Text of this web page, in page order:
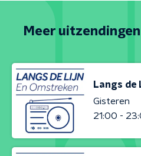
Meer uitzendingen
Langs de
Gisteren
21:00 -